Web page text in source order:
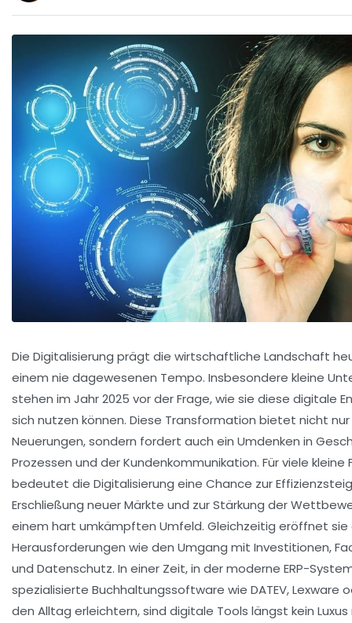
Die Digitalisierung prägt die wirtschaftliche Landschaft
einem nie dagewesenen Tempo. Insbesondere kleine
stehen im Jahr 2025 vor der Frage, wie sie diese digitale
sich nutzen können. Diese Transformation bietet nicht
Neuerungen, sondern fordert auch ein Umdenken in
Prozessen und der Kundenkommunikation. Für viele kleine
bedeutet die Digitalisierung eine Chance zur
Erschließung neuer Märkte und zur Stärkung der
einem hart umkämpften Umfeld. Gleichzeitig eröffnet sie
Herausforderungen wie den Umgang mit Investitionen,
und Datenschutz. In einer Zeit, in der moderne ERP-
spezialisierte Buchhaltungssoftware wie DATEV, Lexware
den Alltag erleichtern, sind digitale Tools längst kein